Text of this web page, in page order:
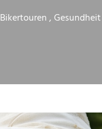
Bikertouren ,